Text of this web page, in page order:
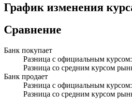
График изменения
Сравнение
Банк покупает
Разница с официальным курсом:
Разница со средним курсом
Банк продает
Разница с официальным курсом:
Разница со средним курсом